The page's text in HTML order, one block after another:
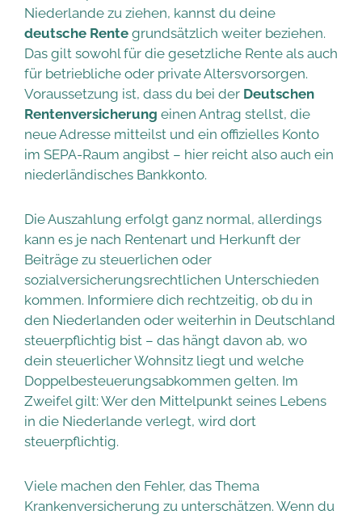
Niederlande zu ziehen, kannst du deine
deutsche Rente grundsätzlich weiter beziehen.
Das gilt sowohl für die gesetzliche Rente als auch
für betriebliche oder private Altersvorsorgen.
Voraussetzung ist, dass du bei der Deutschen
Rentenversicherung einen Antrag stellst, die
neue Adresse mitteilst und ein offizielles Konto
im SEPA-Raum angibst – hier reicht also auch ein
niederländisches Bankkonto.
Die Auszahlung erfolgt ganz normal, allerdings
kann es je nach Rentenart und Herkunft der
Beiträge zu steuerlichen oder
sozialversicherungsrechtlichen Unterschieden
kommen. Informiere dich rechtzeitig, ob du in
den Niederlanden oder weiterhin in Deutschland
steuerpflichtig bist – das hängt davon ab, wo
dein steuerlicher Wohnsitz liegt und welche
Doppelbesteuerungsabkommen gelten. Im
Zweifel gilt: Wer den Mittelpunkt seines Lebens
in die Niederlande verlegt, wird dort
steuerpflichtig.
Viele machen den Fehler, das Thema
Krankenversicherung zu unterschätzen. Wenn du